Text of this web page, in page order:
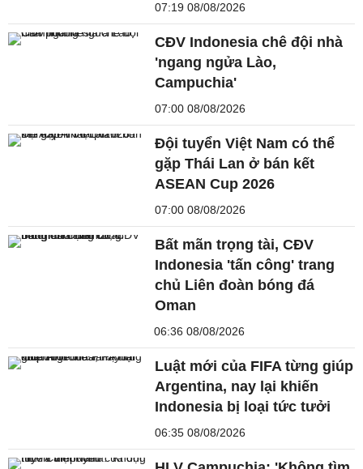
07:19 08/08/2026
CĐV Indonesia chê đội nhà
'ngang ngửa Lào,
Campuchia'
07:00 08/08/2026
Đội tuyển Việt Nam có thể
gặp Thái Lan ở bán kết
ASEAN Cup 2026
07:00 08/08/2026
Bất mãn trọng tài, CĐV
Indonesia 'tấn công' trang
chủ Liên đoàn bóng đá
Oman
06:36 08/08/2026
Luật mới của FIFA từng giúp
Argentina, nay lại khiến
Indonesia bị loại tức tưởi
06:35 08/08/2026